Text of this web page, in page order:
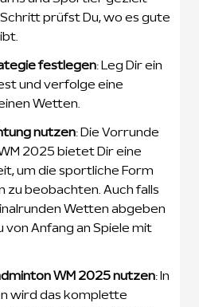
prüfst Du, wo es gute
festlegen: Leg Dir ein
und verfolge eine
Wetten.
nutzen: Die Vorrunde
2025 bietet Dir eine
um die sportliche Form
zu beobachten. Auch falls
Wetten abgeben
von Anfang an Spiele mit
WM 2025 nutzen: In
wird das komplette